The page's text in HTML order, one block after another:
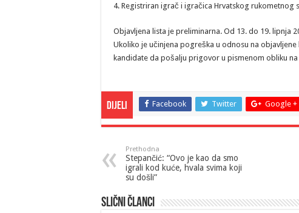
4. Registriran igrač i igračica Hrvatskog rukometnog
Objavljena lista je preliminarna. Od 13. do 19. lipnja
Ukoliko je učinjena pogreška u odnosu na
kandidate da pošalju prigovor u pismenom obliku na
Dijeli Facebook Twitter Google +
Prethodna
Stepančić: “Ovo je kao da smo
igrali kod kuće, hvala svima koji
su došli”
Slični članci